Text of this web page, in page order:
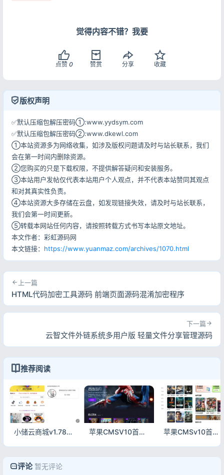
觉得内容不错？我要
点赞 0 赞赏 分享 收藏
版权声明
✅默认压缩包解压密码①:www.yydsym.com
✅默认压缩包解压密码②:www.dkewl.com
①本站资源多为网络收集，如涉及版权问题请及时与站长联系，我们
会在第一时间内删除资源。
②您购买的只是下载权限，不提供解答疑问和安装服务。
③本站用户发帖仅代表本站用户个人观点，并不代表本站赞同其观点
和对其真实性负责。
④本站资源大多存储在云盘，如发现链接失效，请及时与站长联系，
我们会第一时间更新。
⑤转载本网站任何内容，请按照转载方式书写本站原文地址。
本文作者：彩虹源码网
本文链接： https://www.yuanmaz.com/archives/1070.html
上一篇
HTML代码加密工具源码 前端页面源码混淆加密程序
下一篇
云智文件外链系统多用户版 轻量文件分享管理源码
推荐阅读
小储云商城v1.782最新解锁版源码 免授权完美运营PHP商城系统 苹果CMSV10首涂31套32套模板 暗黑风PC+手机自适应 苹果CMSv10首涂35套短剧模板 全新UI影视网站源码
评论 暂无评论
登录